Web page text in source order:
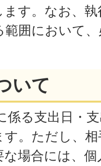
ます。なお、
囲において
いて
係る支出日・
す。ただし、
場合には、